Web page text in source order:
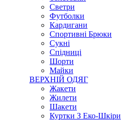
Светри
Футболки
Кардигани
Спортивні Брюки
Сукні
Спідниці
Шорти
Майки
ВЕРХНІЙ ОДЯГ
Жакети
Жилети
Шакети
Куртки З Еко-Шкіри